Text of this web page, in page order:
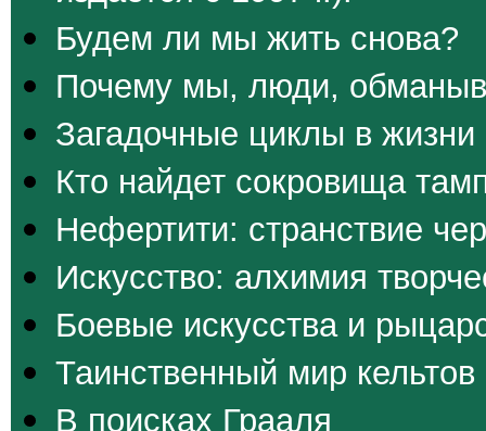
Будем ли мы жить снова?
Почему мы, люди,
Загадочные циклы в жизни
Кто найдет сокровища
Нефертити: странствие
Искусство: алхимия
Боевые искусства и
Таинственный мир кельтов
В поисках Грааля